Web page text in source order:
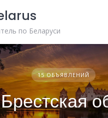
по Беларуси
15 ОБЪЯВЛЕНИЙ
Брестская